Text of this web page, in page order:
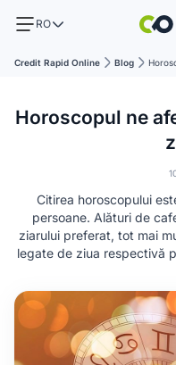
RO
Credit Rapid Online Blog
Horoscopul ne
Citirea horoscopului
persoane. Alături de
ziarului preferat, tot mai
legate de ziua respectivă